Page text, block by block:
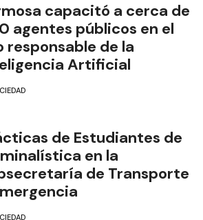
capacitó a cerca de
agentes públicos en el
responsable de la
Artificial
de Estudiantes de
en la
de Transporte